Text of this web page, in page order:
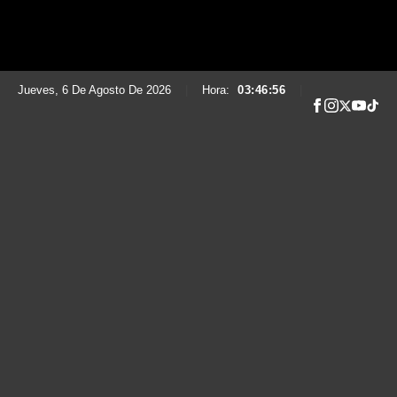
Jueves, 6 De Agosto De 2026 Hora: 03:46:57